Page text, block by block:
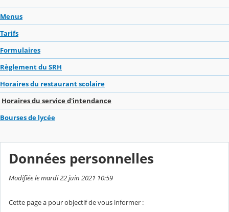
Menus
Tarifs
Formulaires
Règlement du SRH
Horaires du restaurant scolaire
Horaires du service d'intendance
Bourses de lycée
Données personnelles
Modifiée le mardi 22 juin 2021 10:59
Cette page a pour objectif de vous informer :